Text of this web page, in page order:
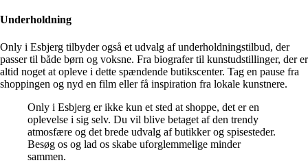
Underholdning
Only i Esbjerg tilbyder også et udvalg af underholdningstilbud, der
passer til både børn og voksne. Fra biografer til kunstudstillinger, der er
altid noget at opleve i dette spændende butikscenter. Tag en pause fra
shoppingen og nyd en film eller få inspiration fra lokale kunstnere.
Only i Esbjerg er ikke kun et sted at shoppe, det er en
oplevelse i sig selv. Du vil blive betaget af den trendy
atmosfære og det brede udvalg af butikker og spisesteder.
Besøg os og lad os skabe uforglemmelige minder
sammen.